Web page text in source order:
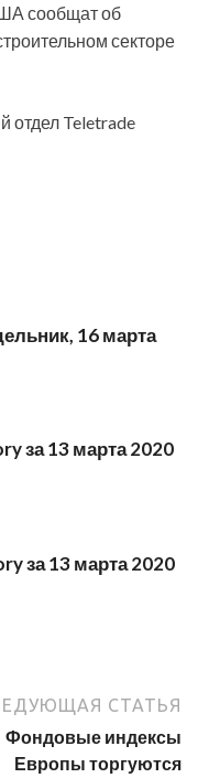
сообщат об
секторе
отдел Teletrade
16 марта
за 13 марта 2020
за 13 марта 2020
СТАТЬЯ
Фондовые индексы
Европы торгуются